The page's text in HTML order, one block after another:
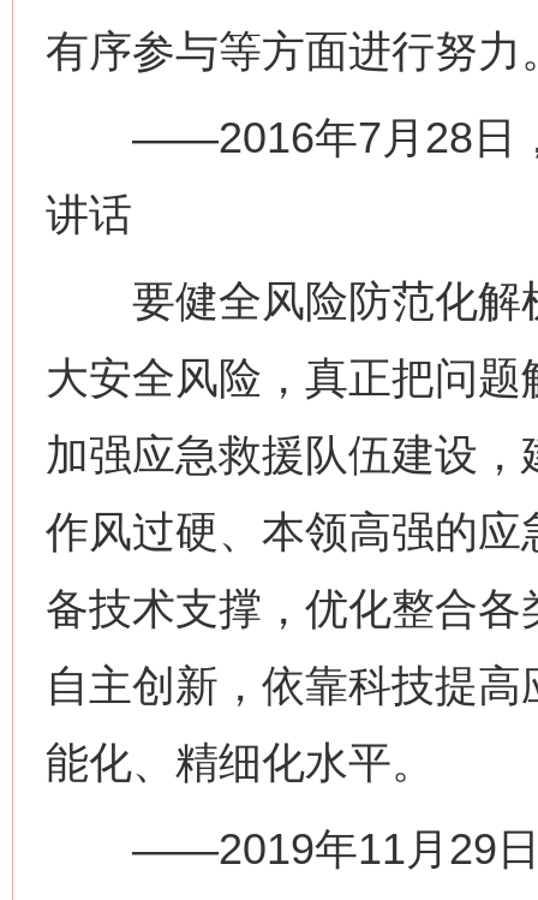
有序参与等方面进行努力
——2016年7月28日，
讲话
要健全风险防范化解
大安全风险，真正把问
加强应急救援队伍建设
作风过硬、本领高强的
备技术支撑，优化整合
自主创新，依靠科技提
能化、精细化水平。
——2019年11月29日